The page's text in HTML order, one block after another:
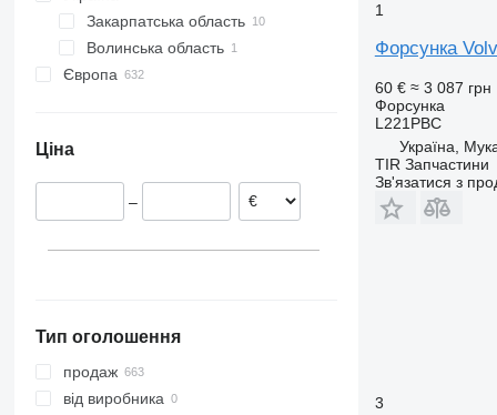
VitoFH 500
FH 520
FH 540
FM 300
FM 380
FM 440
Закарпатська область
Мукачево
Волинська область
Європа
Іспанія
Литва
Ціна
–
Тип оголошення
продаж
від виробника
1
Форсунка
60 € ≈ 3 087 грн
Форсунка
L221PBC
Україна,
TIR Запчастини
Зв'язатися з
3